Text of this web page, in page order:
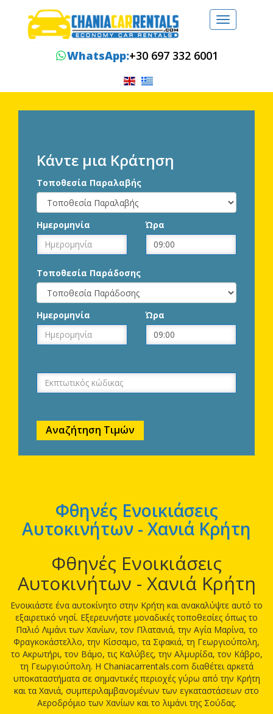
Toggle
navigation
WhatsApp:+30 697 332 6001
Κάντε μια Κράτηση
Τοποθεσία Παραλαβής
Ημερομηνία Ώρα
Τοποθεσία Παράδοσης
Ημερομηνία Ώρα
Φθηνές Ενοικιάσεις
Αυτοκινήτων - Χανιά Κρήτη
Φθηνές Ενοικιάσεις
Αυτοκινήτων - Χανιά Κρήτη
Ενοικιάστε ένα αυτοκίνητο στην Κρήτη και ανακαλύψτε αυτό το
εξαιρετικό νησί. Εξερευνήστε μοναδικές τοποθεσίες όπως το
Παλιό Λιμάνι των Χανίων, τον Πλατανιά, την Αγία Μαρίνα, το
Φραγκοκάστελλο, την Κίσσαμο, τα Σφακιά, τη Γεωργιούπολη,
το Ακρωτήρι, τον Βάμο, τις Καλύβες, την Αλμυρίδα, τον Κάβρο,
τη Γεωργιούπολη. Η Chaniacarrentals.com διαθέτει αρκετά
υποκαταστήματα σε σημαντικές περιοχές γύρω από την Κρήτη
και τα Χανιά, συμπεριλαμβανομένων των εγκαταστάσεων στο
Αεροδρόμιο των Χανίων και το λιμάνι της Σούδας.